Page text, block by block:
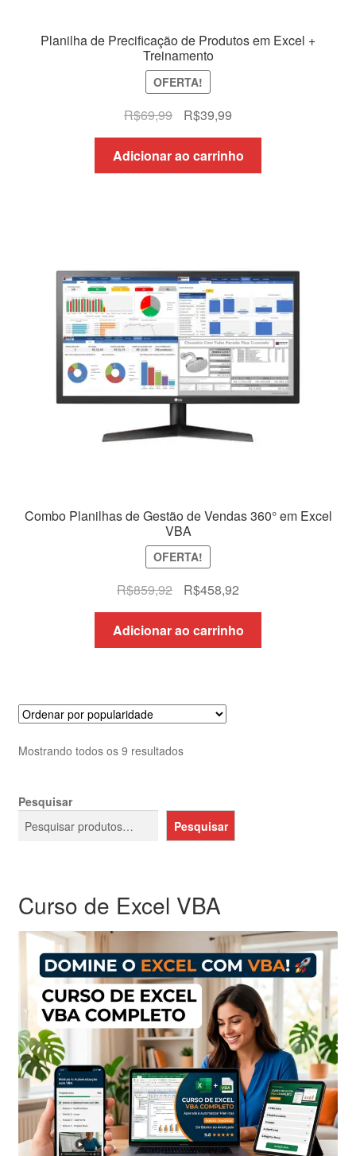
Planilha de Precificação de Produtos em Excel +
Treinamento
OFERTA!
R$69,99
O
preço
original
era:
R$39,99O
preço
atual
é:
Adicionar ao carrinho
Combo Planilhas de Gestão de Vendas 360° em Excel
VBA
OFERTA!
R$859,92
O
preço
original
era:
R$458,92O
preço
atual
é:
Adicionar ao carrinho
Mostrando todos os 9 resultadosClassificado
Pesquisar
Pesquisar
Curso de Excel VBA